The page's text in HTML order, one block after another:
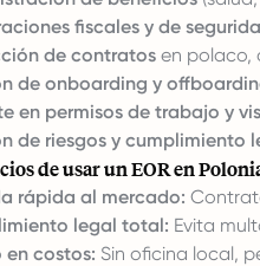
fiscales y de
de contratos en polaco,
de onboarding y
en permisos de trabajo y
de riesgos y cumplimiento
de usar un EOR en
rápida al mercado:
legal total: Evita
en costos: Sin oficina local,